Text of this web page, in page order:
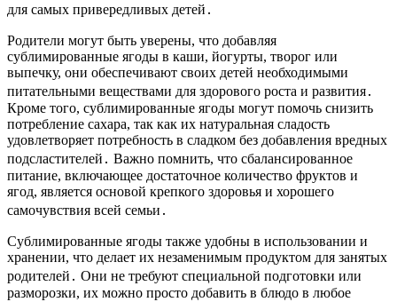
для самых привередливых детей․
Родители могут быть уверены, что добавляя
сублимированные ягоды в каши, йогурты, творог или
выпечку, они обеспечивают своих детей необходимыми
питательными веществами для здорового роста и развития․
Кроме того, сублимированные ягоды могут помочь снизить
потребление сахара, так как их натуральная сладость
удовлетворяет потребность в сладком без добавления вредных
подсластителей․ Важно помнить, что сбалансированное
питание, включающее достаточное количество фруктов и
ягод, является основой крепкого здоровья и хорошего
самочувствия всей семьи․
Сублимированные ягоды также удобны в использовании и
хранении, что делает их незаменимым продуктом для занятых
родителей․ Они не требуют специальной подготовки или
разморозки, их можно просто добавить в блюдо в любое